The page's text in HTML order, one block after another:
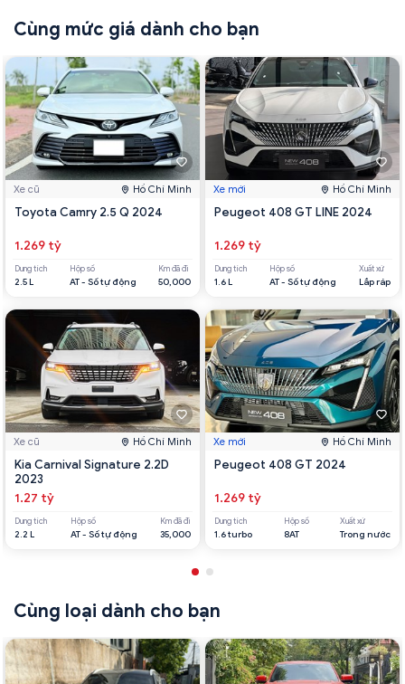
Cùng mức giá dành cho bạn
Xe cũ Hồ Chí Minh
Toyota Camry 2.5 Q 2024
1.269 tỷ
Dung tích
2.5 L
Hộp số
AT - Số tự động
Km đã đi
50,000
Xe cũ Hồ Chí Minh
Kia Carnival Signature 2.2D
2023
1.27 tỷ
Dung tích
2.2 L
Hộp số
AT - Số tự động
Km đã đi
35,000
Xe mới Hồ Chí Minh
Peugeot 408 GT LINE 2024
1.269 tỷ
Dung tích
1.6 L
Hộp số
AT - Số tự động
Xuất xứ
Lắp ráp
Xe mới Hồ Chí Minh
Peugeot 408 GT 2024
1.269 tỷ
Dung tích
1.6 turbo
Hộp số
8AT
Xuất xứ
Trong nước
Cùng loại dành cho bạn